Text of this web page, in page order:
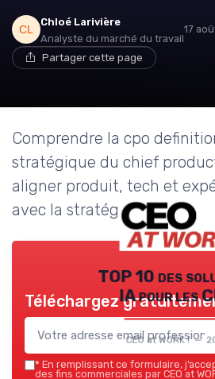
Chloé Larivière
Analyste du marché du travail
17
Partager cette page
Comprendre la cpo
stratégique du chief
aligner produit, tech et
avec la stratégie d’entreprise.
TOP 10 des
IA pour les
CEO at WORK ! —
Téléchargez
* En remplissant ce formulaire,
des fins commerciales par CEO at